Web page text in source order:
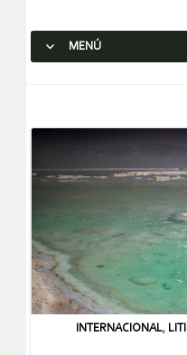
MENÚ
INTERNACIONAL,